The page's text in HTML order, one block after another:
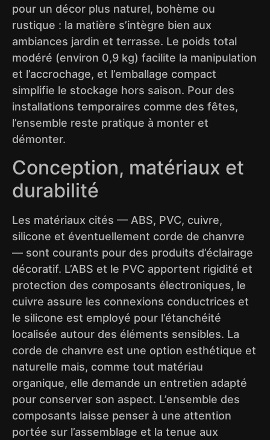
pour un décor plus naturel, bohème ou
rustique : la matière s’intègre bien aux
ambiances jardin et terrasse. Le poids total
modéré (environ 0,9 kg) facilite la manipulation
et l’accrochage, et l’emballage compact
simplifie le stockage hors saison. Pour des
installations temporaires comme des fêtes,
l’ensemble reste pratique à monter et
démonter.
Conception, matériaux et
durabilité
Les matériaux cités — ABS, PVC, cuivre,
silicone et éventuellement corde de chanvre
— sont courants pour des produits d’éclairage
décoratif. L’ABS et le PVC apportent rigidité et
protection des composants électroniques, le
cuivre assure les connexions conductrices et
le silicone est employé pour l’étanchéité
localisée autour des éléments sensibles. La
corde de chanvre est une option esthétique et
naturelle mais, comme tout matériau
organique, elle demande un entretien adapté
pour conserver son aspect. L’ensemble des
composants laisse penser à une attention
portée sur l’assemblage et la tenue aux